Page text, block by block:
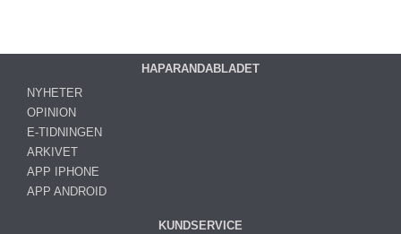
HAPARANDABLADET
NYHETER
OPINION
E-TIDNINGEN
ARKIVET
APP IPHONE
APP ANDROID
KUNDSERVICE